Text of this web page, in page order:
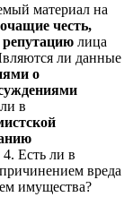
материал на
честь,
репутацию лица
ли данные
о
в
4. Есть ли в
вреда
имущества?